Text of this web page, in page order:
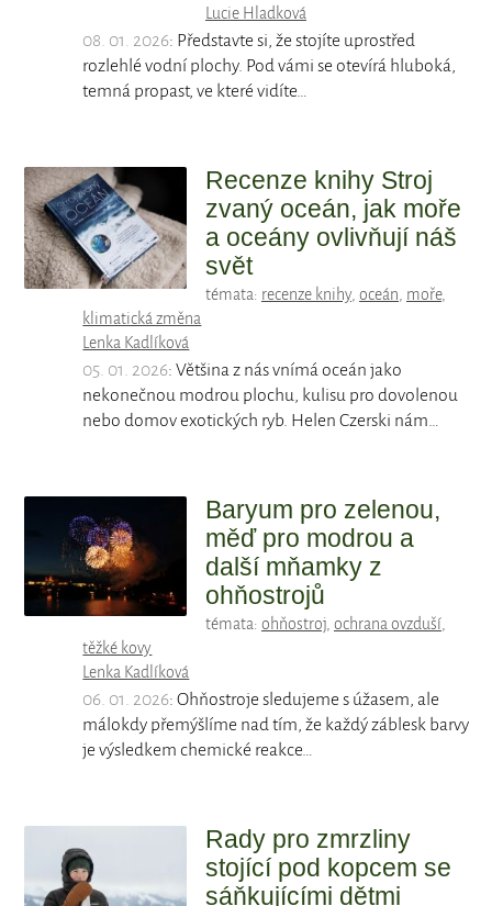
Lucie Hladková
08. 01. 2026: Představte si, že stojíte uprostřed
rozlehlé vodní plochy. Pod vámi se otevírá hluboká,
temná propast, ve které vidíte…
Recenze knihy Stroj
zvaný oceán, jak moře
a oceány ovlivňují náš
svět
témata: recenze knihy, oceán, moře,
klimatická změna
Lenka Kadlíková
05. 01. 2026: Většina z nás vnímá oceán jako
nekonečnou modrou plochu, kulisu pro dovolenou
nebo domov exotických ryb. Helen Czerski nám…
Baryum pro zelenou,
měď pro modrou a
další mňamky z
ohňostrojů
témata: ohňostroj, ochrana ovzduší,
těžké kovy
Lenka Kadlíková
06. 01. 2026: Ohňostroje sledujeme s úžasem, ale
málokdy přemýšlíme nad tím, že každý záblesk barvy
je výsledkem chemické reakce…
Rady pro zmrzliny
stojící pod kopcem se
sáňkujícími dětmi